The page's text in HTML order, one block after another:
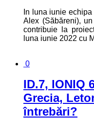
In luna iunie
Alex (Săbăreni),
contribuie la
luna iunie 2022 cu
0
ID.7, IONIQ
Grecia,
întrebări?